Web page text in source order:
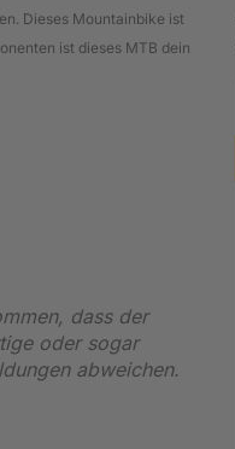
Dieses Mountainbike ist
ist dieses MTB dein
dass der
oder sogar
abweichen.